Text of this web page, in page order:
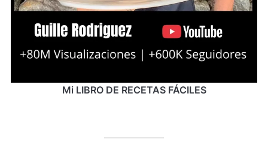
Mi LIBRO DE RECETAS FÁCILES